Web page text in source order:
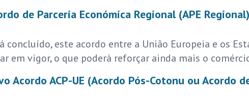
de Parceria Económica Regional (APE Regional)
concluído, este acordo entre a União Europeia e os
em vigor, o que poderá reforçar ainda mais o
Acordo ACP-UE (Acordo Pós-Cotonu ou Acordo